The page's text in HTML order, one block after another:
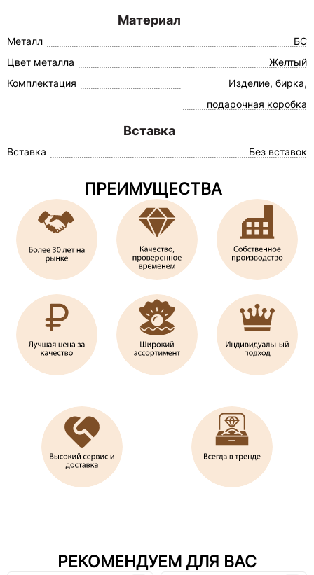
Материал
Металл
БС
Цвет металла
Желтый
Комплектация
Изделие, бирка,
подарочная коробка
Вставка
Вставка Без вставок
ПРЕИМУЩЕСТВА
РЕКОМЕНДУЕМ ДЛЯ ВАС